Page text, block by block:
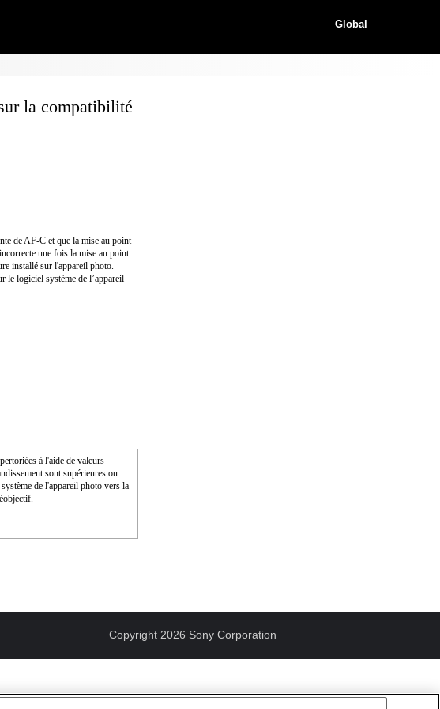
Global
la compatibilité
de AF-C et que la mise au point
une fois la mise au point
installé sur l'appareil photo.
le logiciel système de l’appareil
à l'aide de valeurs
sont supérieures ou
de l'appareil photo vers la
Copyright 2026 Sony Corporation